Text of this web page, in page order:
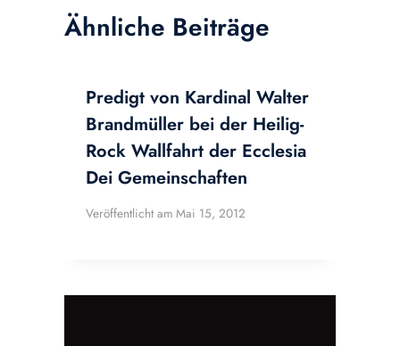
Ähnliche Beiträge
Predigt von Kardinal Walter
Brandmüller bei der Heilig-
Rock Wallfahrt der Ecclesia
Dei Gemeinschaften
Veröffentlicht am Mai 15, 2012